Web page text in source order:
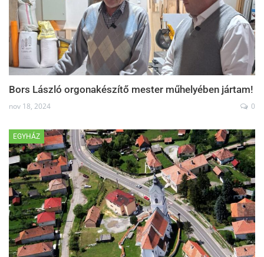
Bors László orgonakészítő mester műhelyében jártam!
nov 18, 2024 0
EGYHÁZ